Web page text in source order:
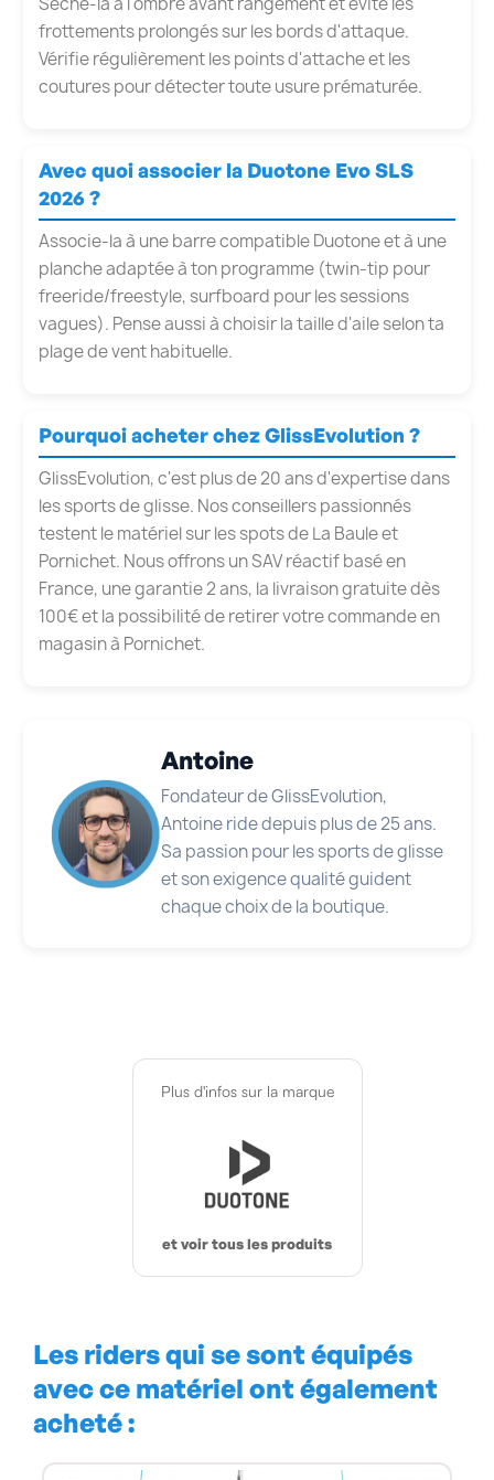
frottements prolongés sur les bords d'attaque.
Vérifie régulièrement les points d'attache et les
coutures pour détecter toute usure prématurée.
Avec quoi associer la Duotone Evo SLS
2026 ?
Associe-la à une barre compatible Duotone et à une
planche adaptée à ton programme (twin-tip pour
freeride/freestyle, surfboard pour les sessions
vagues). Pense aussi à choisir la taille d'aile selon ta
plage de vent habituelle.
Pourquoi acheter chez GlissEvolution ?
GlissEvolution, c'est plus de 20 ans d'expertise dans
les sports de glisse. Nos conseillers passionnés
testent le matériel sur les spots de La Baule et
Pornichet. Nous offrons un SAV réactif basé en
France, une garantie 2 ans, la livraison gratuite dès
100€ et la possibilité de retirer votre commande en
magasin à Pornichet.
Antoine
Fondateur de GlissEvolution,
Antoine ride depuis plus de 25 ans.
Sa passion pour les sports de glisse
et son exigence qualité guident
chaque choix de la boutique.
Plus d'infos sur la marque
et voir tous les produits
Les riders qui se sont équipés
avec ce matériel ont également
acheté :